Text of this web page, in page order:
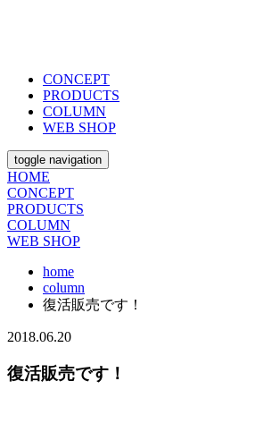
CONCEPT
PRODUCTS
COLUMN
WEB SHOP
toggle navigation
HOME
CONCEPT
PRODUCTS
COLUMN
WEB SHOP
home
column
復活販売です！
2018.06.20
復活販売です！